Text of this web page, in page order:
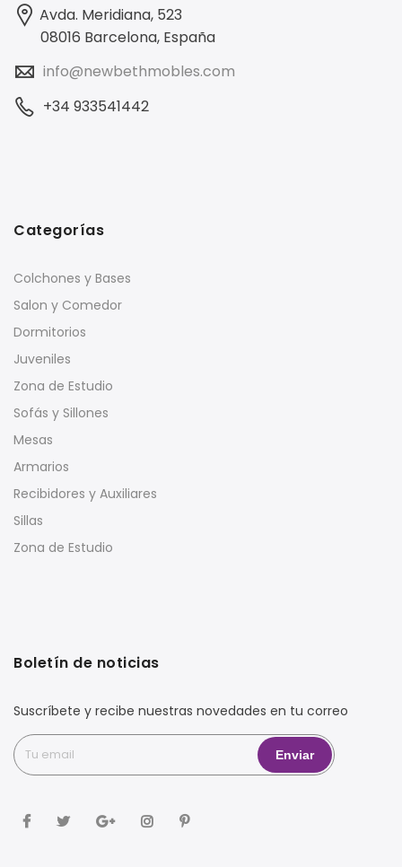
Avda. Meridiana, 523
08016 Barcelona, España
info@newbethmobles.com
+34 933541442
Categorías
Colchones y Bases
Salon y Comedor
Dormitorios
Juveniles
Zona de Estudio
Sofás y Sillones
Mesas
Armarios
Recibidores y Auxiliares
Sillas
Zona de Estudio
Boletín de noticias
Suscríbete y recibe nuestras novedades en tu correo